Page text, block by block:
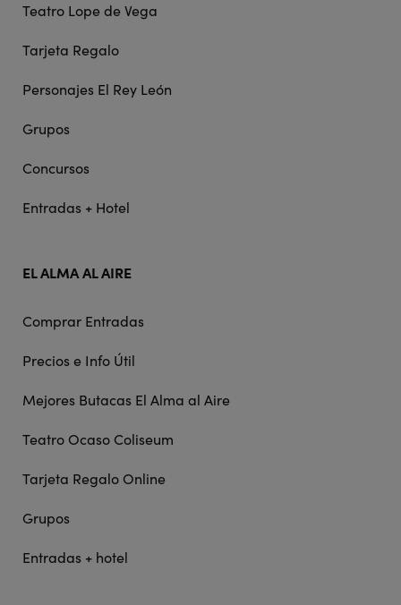
Teatro Lope de Vega
Tarjeta Regalo
Personajes El Rey León
Grupos
Concursos
Entradas + Hotel
EL ALMA AL AIRE
Comprar Entradas
Precios e Info Útil
Mejores Butacas El Alma al Aire
Teatro Ocaso Coliseum
Tarjeta Regalo Online
Grupos
Entradas + hotel